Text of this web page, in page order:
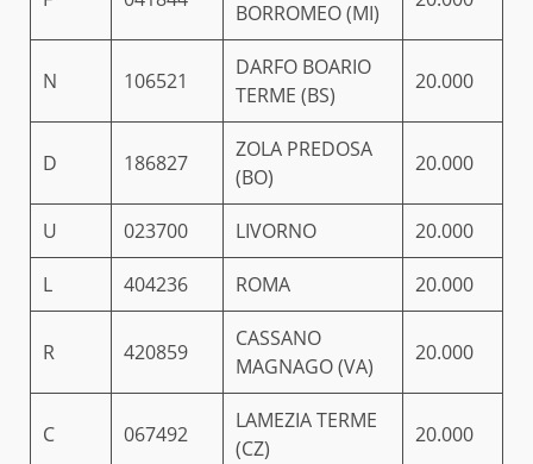
BORROMEO (MI)
N 106521
DARFO BOARIO
TERME (BS)
20.000
D 186827
ZOLA PREDOSA
(BO)
20.000
U 023700 LIVORNO 20.000
L 404236 ROMA 20.000
R 420859
CASSANO
MAGNAGO (VA)
20.000
C 067492
LAMEZIA TERME
(CZ)
20.000